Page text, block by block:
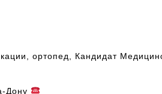
ортопед, Кандидат
Дону